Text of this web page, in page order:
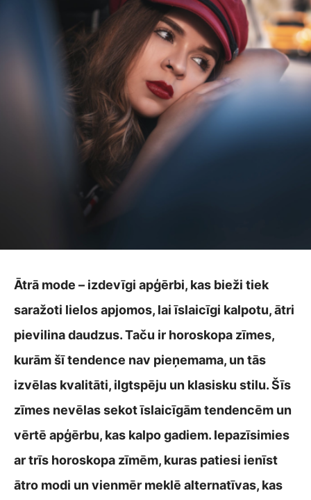
Ātrā mode – izdevīgi apģērbi, kas bieži tiek
saražoti lielos apjomos, lai īslaicīgi kalpotu, ātri
pievilina daudzus. Taču ir horoskopa zīmes,
kurām šī tendence nav pieņemama, un tās
izvēlas kvalitāti, ilgtspēju un klasisku stilu. Šīs
zīmes nevēlas sekot īslaicīgām tendencēm un
vērtē apģērbu, kas kalpo gadiem. Iepazīsimies
ar trīs horoskopa zīmēm, kuras patiesi ienīst
ātro modi un vienmēr meklē alternatīvas, kas